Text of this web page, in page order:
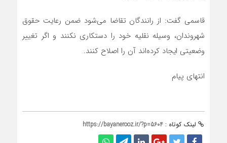
قاسمی گفت: از رانندگان تقاضا می‌شود ضمن رعایت حقوق
شهروندان، وسیله نقلیه خود را دستکاری نکنند و اگر تغییر
وضعیتی ایجاد کرده‌اند آن را اصلاح کنند.
انتهای پیام
لینک کوتاه : https://bayanerooz.ir/?p=5604